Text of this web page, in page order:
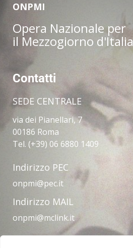
ONPMI
Opera Nazionale per
il Mezzogiorno d'Italia
Contatti
SEDE CENTRALE
via dei Pianellari, 7
00186 Roma
Tel. (+39) 06 6880 1409
Indirizzo PEC
onpmi@pec.it
Indirizzo MAIL
onpmi@mclink.it